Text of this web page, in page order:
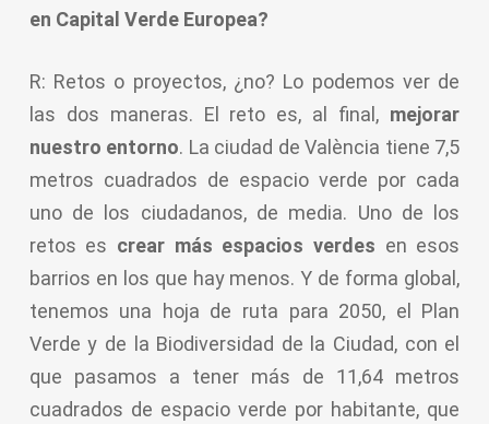
en Capital Verde Europea?
R: Retos o proyectos, ¿no? Lo podemos ver de
las dos maneras. El reto es, al final, mejorar
nuestro entorno. La ciudad de València tiene 7,5
metros cuadrados de espacio verde por cada
uno de los ciudadanos, de media. Uno de los
retos es crear más espacios verdes en esos
barrios en los que hay menos. Y de forma global,
tenemos una hoja de ruta para 2050, el Plan
Verde y de la Biodiversidad de la Ciudad, con el
que pasamos a tener más de 11,64 metros
cuadrados de espacio verde por habitante, que